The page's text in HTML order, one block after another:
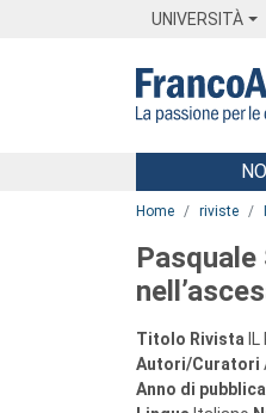
UNIVERSITÀ
Menu
Home riviste
Titolo Rivista
Autori/Curatori
Anno di